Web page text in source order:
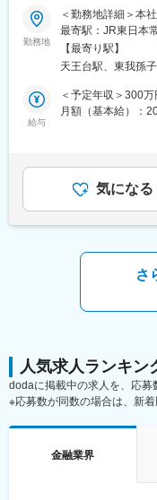
きます。
変更の範囲：会社
■営業先について：
幅広いエリアのお
め効率的に訪問で
しています。今回
での就業を強く希
お客様から「保険
たおかげで、家族
することができた
損害保険・生命保
担当していただき
既契約・新規紹介
認、診断、提案、
■主な業務内容：
・既存個人顧客へ
・お客様へのライ
・電話対応・メー
〈保険種目〉超
〈取り扱い保険会
■営業スタイルに
（訪問・来店対応
更新が近づいたタ
客様先に訪問をし
個人・法人、いず
問い合わせ経由で
お客様の95％が更
お客様との密なコ
※訪問数：1日2～3
に応じてオンライ
孫子市周辺市町村
勤務地
＜勤務地詳細＞本
最寄駅：JR東日本
変更の範囲：会社
【最寄り駅】
天王台駅、東我孫
給与
＜予定年収＞300
月額（基本給）：
年1回（6月）■賞
目安の金額であり
給(月額)は固定手
気になる
さ
人気求人ランキン
dodaに掲載中の求人を、応募
※応募数が同数の場合は、新着
金融業界